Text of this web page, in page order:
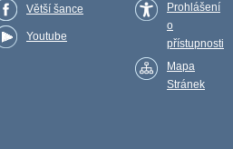
Větší šance
Youtube
Prohlášení
o
přístupnosti
Mapa
Stránek